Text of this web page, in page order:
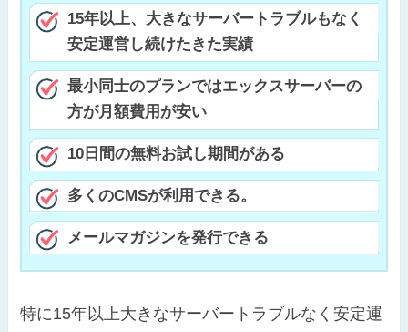
15年以上、大きなサーバートラブルもなく
安定運営し続けたきた実績
最小同士のプランではエックスサーバーの
方が月額費用が安い
10日間の無料お試し期間がある
多くのCMSが利用できる。
メールマガジンを発行できる
特に15年以上大きなサーバートラブルなく安定運